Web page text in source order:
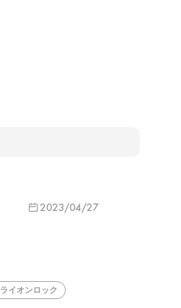
2023/04/27
ライオンロック